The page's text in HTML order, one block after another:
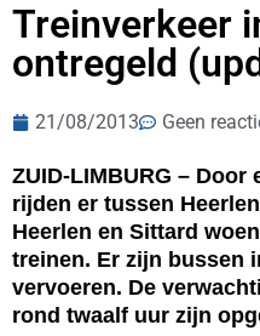
Treinverkeer
ontregeld
21/08/2013 Geen
ZUID-LIMBURG –
rijden er tussen
Heerlen en Sittard
treinen. Er zijn bussen
vervoeren. De
rond twaalf uur zijn